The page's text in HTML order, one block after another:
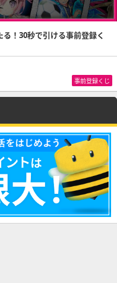
！30秒で引ける事前登録く
事前登録くじ